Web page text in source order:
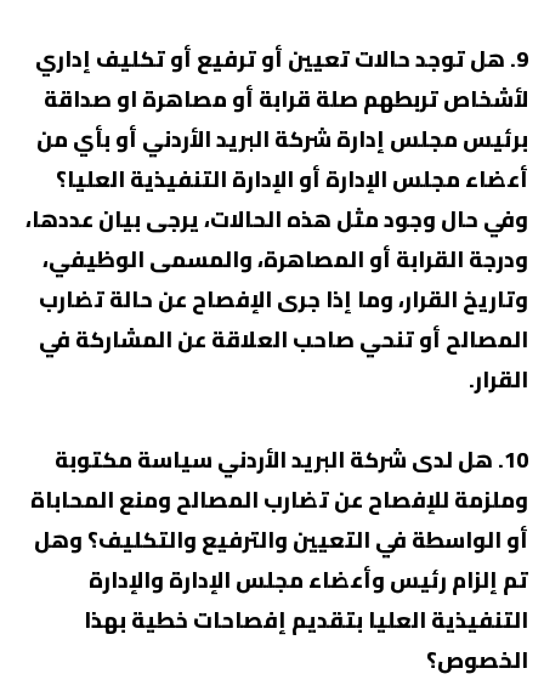
9. هل توجد حالات تعيين أو ترفيع أو تكليف إداري
لأشخاص تربطهم صلة قرابة أو مصاهرة او صداقة
برئيس مجلس إدارة شركة البريد الأردني أو بأي من
أعضاء مجلس الإدارة أو الإدارة التنفيذية العليا؟
وفي حال وجود مثل هذه الحالات، يرجى بيان عددها،
ودرجة القرابة أو المصاهرة، والمسمى الوظيفي،
وتاريخ القرار، وما إذا جرى الإفصاح عن حالة تضارب
المصالح أو تنحي صاحب العلاقة عن المشاركة في
القرار.
10. هل لدى شركة البريد الأردني سياسة مكتوبة
وملزمة للإفصاح عن تضارب المصالح ومنع المحاباة
أو الواسطة في التعيين والترفيع والتكليف؟ وهل
تم إلزام رئيس وأعضاء مجلس الإدارة والإدارة
التنفيذية العليا بتقديم إفصاحات خطية بهذا
الخصوص؟